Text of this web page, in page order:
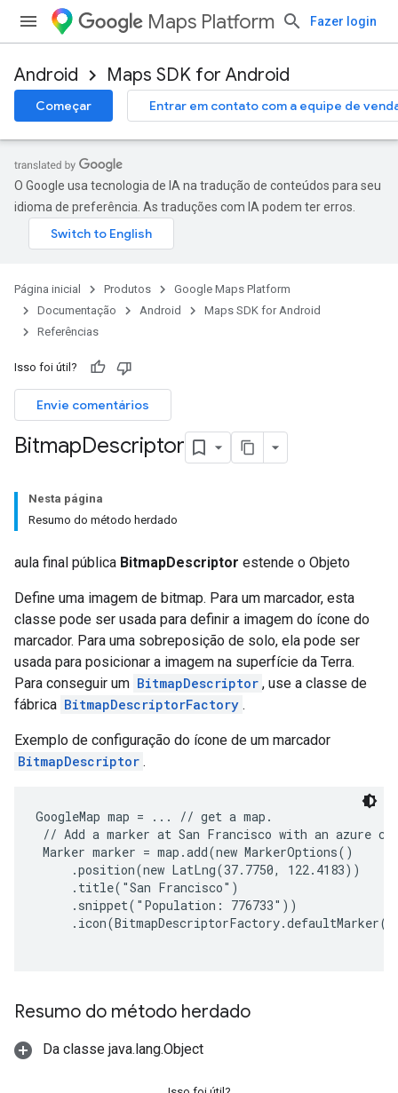
Maps Platform Fazer login
Android Maps SDK for Android
Começar Entrar em contato com a equipe de
O Google usa tecnologia de IA na tradução de conteúdos para seu
idioma de preferência. As traduções com IA podem ter erros.
Página inicial Produtos
Google Maps Platform
Documentação
Android
Maps SDK for Android
Referências
Isso foi útil?
Envie comentários
BitmapDescriptor
Nesta página
Resumo do método herdado
aula final pública BitmapDescriptor estende o Objeto
Define uma imagem de bitmap. Para um marcador, esta
classe pode ser usada para definir a imagem do ícone do
marcador. Para uma sobreposição de solo, ela pode ser
usada para posicionar a imagem na superfície da Terra.
Para conseguir um BitmapDescriptor , use a classe de
fábrica BitmapDescriptorFactory .
Exemplo de configuração do ícone de um marcador
BitmapDescriptor .
GoogleMap map = ... // get a map.
// Add a marker at San Francisco with an azure
Marker marker = map.add(new MarkerOptions()
     .position(new LatLng(37.7750, 122.4183))
     .title("San Francisco")
     .snippet("Population: 776733"))
Resumo do método herdado
Da classe java.lang.Object